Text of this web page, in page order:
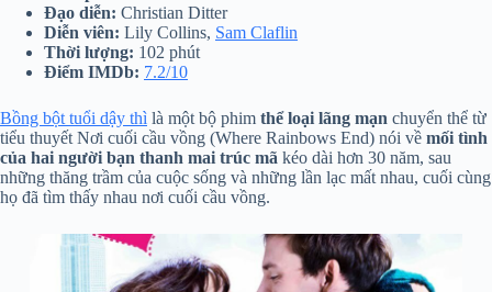
Đạo diễn: Christian Ditter
Diễn viên: Lily Collins, Sam Claflin
Thời lượng: 102 phút
Điểm IMDb: 7.2/10
Bồng bột tuổi dậy thì là một bộ phim thể loại lãng mạn chuyển thể từ
tiểu thuyết Nơi cuối cầu vồng (Where Rainbows End) nói về mối tình
của hai người bạn thanh mai trúc mã kéo dài hơn 30 năm, sau
những thăng trầm của cuộc sống và những lần lạc mất nhau, cuối cùng
họ đã tìm thấy nhau nơi cuối cầu vồng.